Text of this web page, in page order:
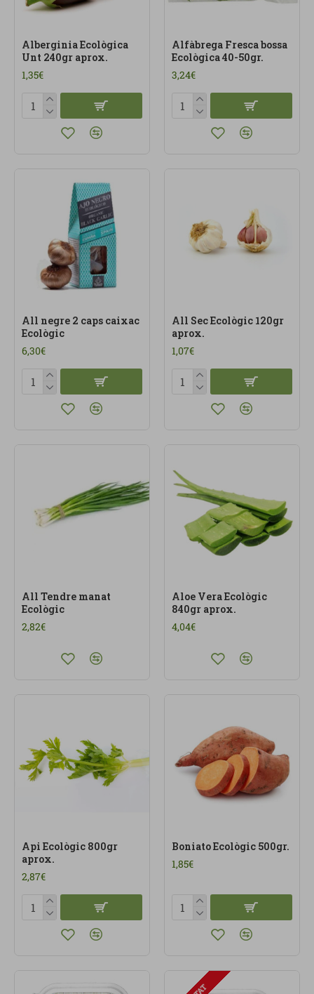
persones que valoren la frescor, l’origen, la qualitat i
Alberginia Ecològica
Unt 240gr aprox.
1,35€
Alfàbrega Fresca bossa
Ecològica 40-50gr.
3,24€
All negre 2 caps caixac
Ecològic
6,30€
All Sec Ecològic 120gr
aprox.
1,07€
All Tendre manat
Ecològic
2,82€
Aloe Vera Ecològic
840gr aprox.
4,04€
Api Ecològic 800gr
aprox.
2,87€
Boniato Ecològic 500gr.
1,85€